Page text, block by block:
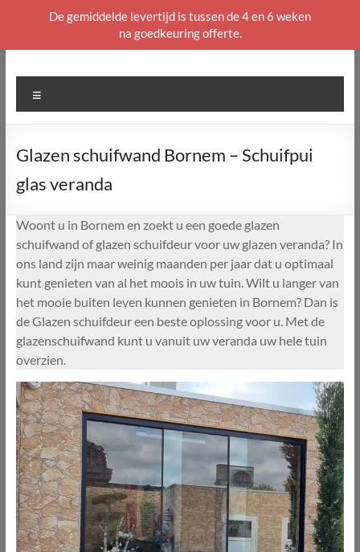
naar
Glazen schuifwand Bornem – Schuifpui
glas veranda
Woont u in Bornem en zoekt u een goede glazen
schuifwand of glazen schuifdeur voor uw glazen veranda? In
ons land zijn maar weinig maanden per jaar dat u optimaal
kunt genieten van al het moois in uw tuin. Wilt u langer van
het mooie buiten leven kunnen genieten in Bornem? Dan is
de Glazen schuifdeur een beste oplossing voor u. Met de
glazenschuifwand kunt u vanuit uw veranda uw hele tuin
overzien.
De gemiddelde levertijd is tussen de 4 en 6 weken
na goedkeuring offerte.